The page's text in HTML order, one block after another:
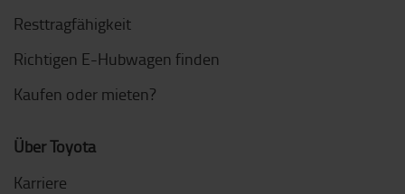
Resttragfähigkeit
Richtigen E-Hubwagen finden
Kaufen oder mieten?
Über Toyota
Karriere